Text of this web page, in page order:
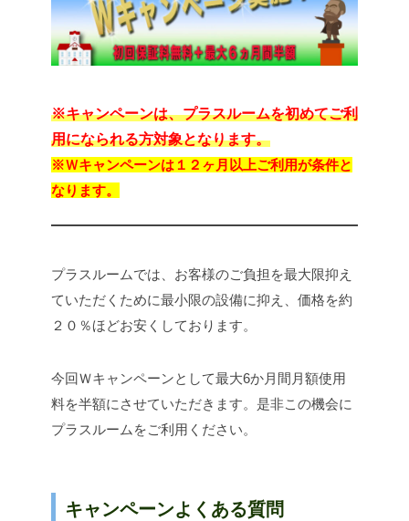
※キャンペーンは、プラスルームを初めてご利
用になられる方対象となります。
※Ｗキャンペーンは１２ヶ月以上ご利用が条件と
なります。
プラスルームでは、お客様のご負担を最大限抑え
ていただくために最小限の設備に抑え、価格を約
２０％ほどお安くしております。
今回Ｗキャンペーンとして最大6か月間月額使用
料を半額にさせていただきます。是非この機会に
プラスルームをご利用ください。
キャンペーンよくある質問